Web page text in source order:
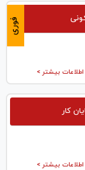
فوری
اطلاعات بیشتر >
کار
اطلاعات بیشتر >